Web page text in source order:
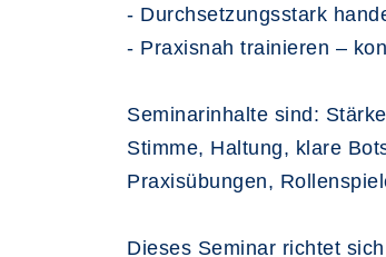
- Durchsetzungsstark
- Praxisnah trainieren –
Seminarinhalte sind:
Stimme, Haltung, klare
Praxisübungen,
Dieses Seminar richtet